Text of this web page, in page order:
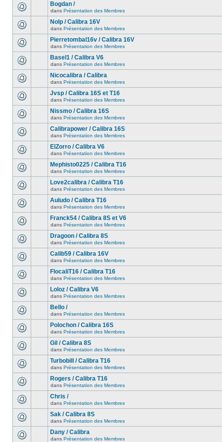
Bogdan /
dans Présentation des Membres
Nolp / Calibra 16V
dans Présentation des Membres
Pierretombal16v / Calibra 16V
dans Présentation des Membres
Basel1 / Calibra V6
dans Présentation des Membres
Nicocalibra / Calibra
dans Présentation des Membres
Jvsp / Calibra 16S et T16
dans Présentation des Membres
Nissmo / Calibra 16S
dans Présentation des Membres
Calibrapower / Calibra 16S
dans Présentation des Membres
ElZorro / Calibra V6
dans Présentation des Membres
Mephisto0225 / Calibra T16
dans Présentation des Membres
Love2calibra / Calibra T16
dans Présentation des Membres
Auludo / Calibra T16
dans Présentation des Membres
Franck54 / Calibra 8S et V6
dans Présentation des Membres
Dragoon / Calibra 8S
dans Présentation des Membres
Calib59 / Calibra 16V
dans Présentation des Membres
FlocaliT16 / Calibra T16
dans Présentation des Membres
Loloz / Calibra V6
dans Présentation des Membres
Bello /
dans Présentation des Membres
Polochon / Calibra 16S
dans Présentation des Membres
Gil / Calibra 8S
dans Présentation des Membres
Turbobill / Calibra T16
dans Présentation des Membres
Rogers / Calibra T16
dans Présentation des Membres
Chris /
dans Présentation des Membres
Sak / Calibra 8S
dans Présentation des Membres
Dany / Calibra
dans Présentation des Membres